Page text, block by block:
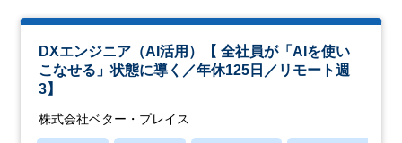
DXエンジニア（AI活用）【 全社員が「AIを使い
こなせる」状態に導く／年休125日／リモート週
3】
株式会社ベター・プレイス